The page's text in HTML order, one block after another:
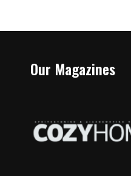
Our Magazines